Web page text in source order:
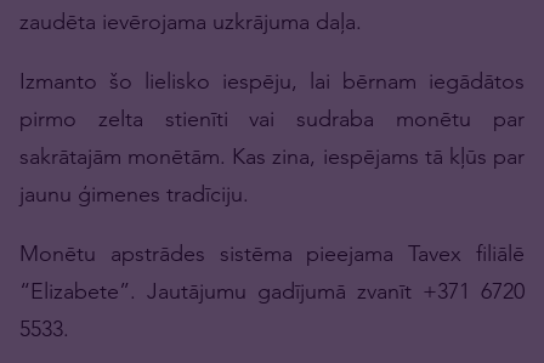
zaudēta ievērojama uzkrājuma daļa.
Izmanto šo lielisko iespēju, lai bērnam iegādātos
pirmo zelta stienīti vai sudraba monētu par
sakrātajām monētām. Kas zina, iespējams tā kļūs par
jaunu ģimenes tradīciju.
Monētu apstrādes sistēma pieejama Tavex filiālē
“Elizabete”. Jautājumu gadījumā zvanīt +371 6720
5533.